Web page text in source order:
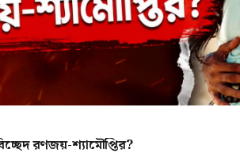
রণজয়-শ্যামৌপ্তির?